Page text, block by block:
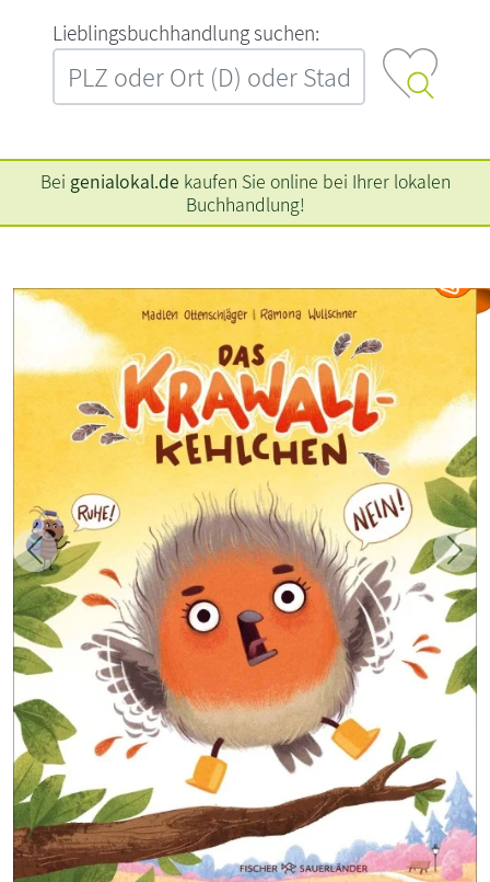
L‍i‍e‍b‍l‍i‍n‍g‍s‍b‍u‍c‍h‍h‍a‍n‍d‍l‍u‍n‍g‍ ‍s‍u‍c‍h‍e‍n‍:‍
Bei genialokal.de kaufen Sie online bei Ihrer lokalen
Buchhandlung!
Zurück